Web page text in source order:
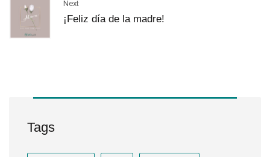
Next
¡Feliz día de la madre!
Tags